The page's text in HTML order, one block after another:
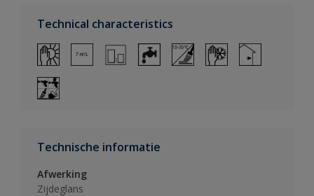
Technical characteristics
Technische informatie
Afwerking
Zijdeglans